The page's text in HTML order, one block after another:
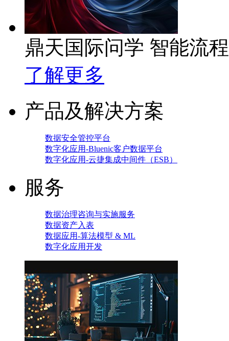
鼎天国际问学 智能流
了解更多
产品及解决方案
数据安全管控平台
数字化应用-Bluenic客户数据平台
数字化应用-云捷集成中间件（ESB）
服务
数据治理咨询与实施服务
数据资产入表
数据应用-算法模型 & ML
数字化应用开发